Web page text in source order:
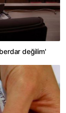
değilim'